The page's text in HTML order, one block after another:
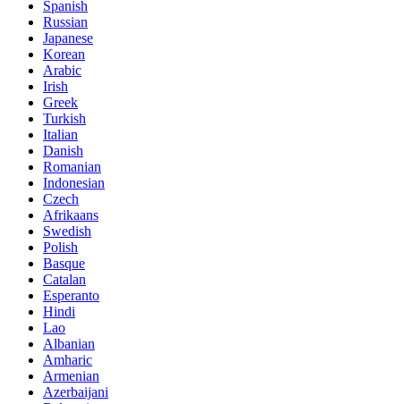
Spanish
Russian
Japanese
Korean
Arabic
Irish
Greek
Turkish
Italian
Danish
Romanian
Indonesian
Czech
Afrikaans
Swedish
Polish
Basque
Catalan
Esperanto
Hindi
Lao
Albanian
Amharic
Armenian
Azerbaijani